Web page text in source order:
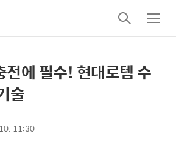
검
색
메
뉴
전에 필수! 현대로템 수
술
11:30